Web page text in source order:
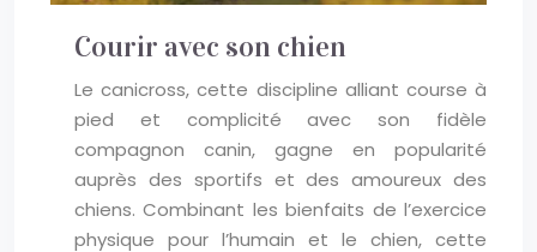
Courir avec son chien
Le canicross, cette discipline alliant course à
pied et complicité avec son fidèle
compagnon canin, gagne en popularité
auprès des sportifs et des amoureux des
chiens. Combinant les bienfaits de l’exercice
physique pour l’humain et le chien, cette